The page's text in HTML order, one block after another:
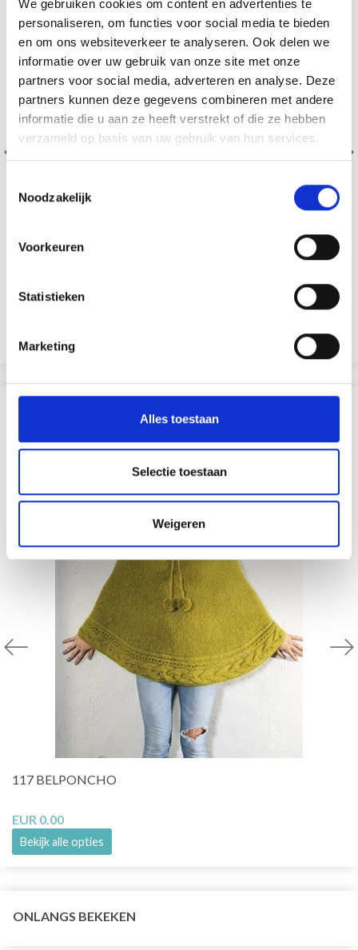
We gebruiken cookies om content en advertenties te
personaliseren, om functies voor social media te bieden
en om ons websiteverkeer te analyseren. Ook delen we
informatie over uw gebruik van onze site met onze
partners voor social media, adverteren en analyse. Deze
partners kunnen deze gegevens combineren met andere
informatie die u aan ze heeft verstrekt of die ze hebben
verzameld op basis van uw gebruik van hun services.
Noodzakelijk
Voorkeuren
Statistieken
Marketing
Alles toestaan
Selectie toestaan
Weigeren
203-21 PARFUM D'AUTOMNE PAR DROPS DESIGN
ANDEREN KOCHTEN OOK
117 BELPONCHO
EUR 0.00
Bekijk alle opties
ONLANGS BEKEKEN